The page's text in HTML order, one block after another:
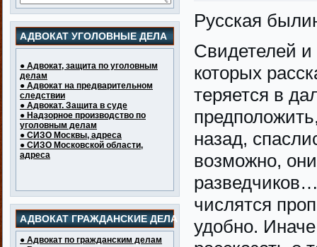
АДВОКАТ УГОЛОВНЫЕ ДЕЛА
● Адвокат, защита по уголовным
делам
● Адвокат на предварительном
следствии
● Адвокат. Защита в суде
● Надзорное производство по
уголовным делам
● СИЗО Москвы, адреса
● СИЗО Московской области,
адреса
АДВОКАТ ГРАЖДАНСКИЕ ДЕЛА
● Адвокат по гражданским делам
Русская
Свидетелей и
которых
теряется в
назад,
возможно,
числятся
удобно.